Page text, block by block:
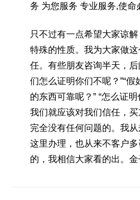
务 为您服务 专业服务,使命
只不过有一点希望大家谅
特殊的性质。我为大家做
任。有些朋友咨询半天，
们怎么证明你们不呢？”“
的东西可靠呢？” “怎么证
我们就应该对我们信任，
完全没有任何问题的。我
这里办理，也从来不客户
的，我相信大家看的出。